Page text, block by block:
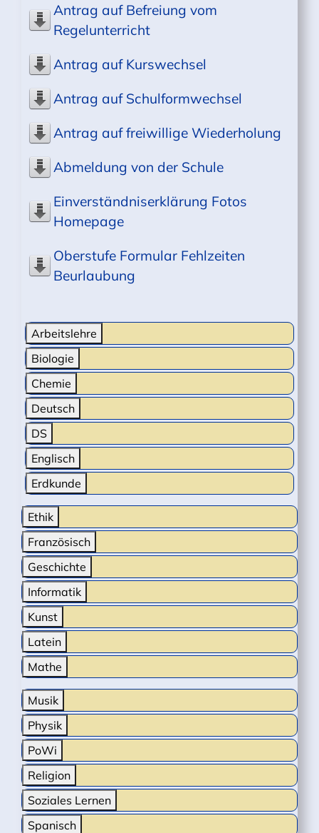
Antrag auf Befreiung vom
Regelunterricht
Antrag auf Kurswechsel
Antrag auf Schulformwechsel
Antrag auf freiwillige Wiederholung
Abmeldung von der Schule
Einverständniserklärung Fotos
Homepage
Oberstufe Formular Fehlzeiten
Beurlaubung
Arbeitslehre
Biologie
Chemie
Deutsch
DS
Englisch
Erdkunde
Ethik
Französisch
Geschichte
Informatik
Kunst
Latein
Mathe
Musik
Physik
PoWi
Religion
Soziales Lernen
Spanisch